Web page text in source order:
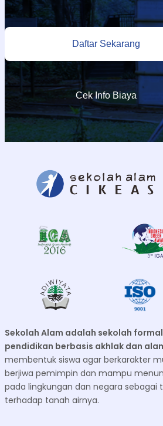
Daftar Sekarang
Cek Info Biaya
Sekolah Alam adalah sekolah formal
pendidikan berbasis akhlak dan
membentuk siswa agar berkarakter
berjiwa pemimpin dan mampu
pada lingkungan dan negara sebagai
terhadap tanah airnya.